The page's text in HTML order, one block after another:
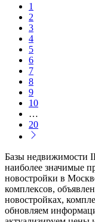
1
2
3
4
5
6
7
8
9
10
…
20
Базы недвижимости
наиболее значимые
новостройки в
комплексов,
новостройках,
обновляем